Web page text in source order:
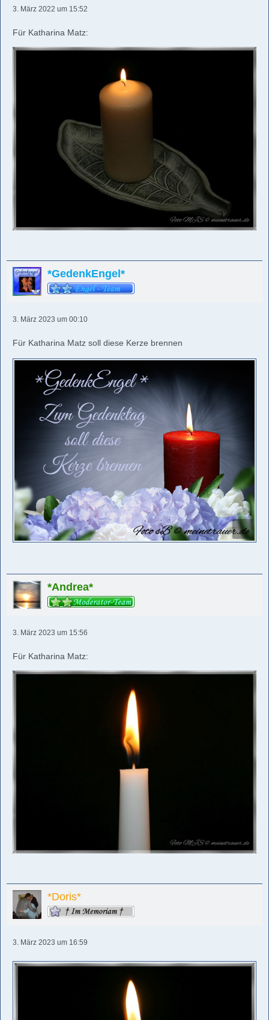
3. März 2022 um 15:52
Für Katharina Matz:
*GedenkEngel*
3. März 2023 um 00:10
Für Katharina Matz soll diese Kerze brennen
*Andrea*
3. März 2023 um 15:56
Für Katharina Matz:
*Doris*
3. März 2023 um 16:59